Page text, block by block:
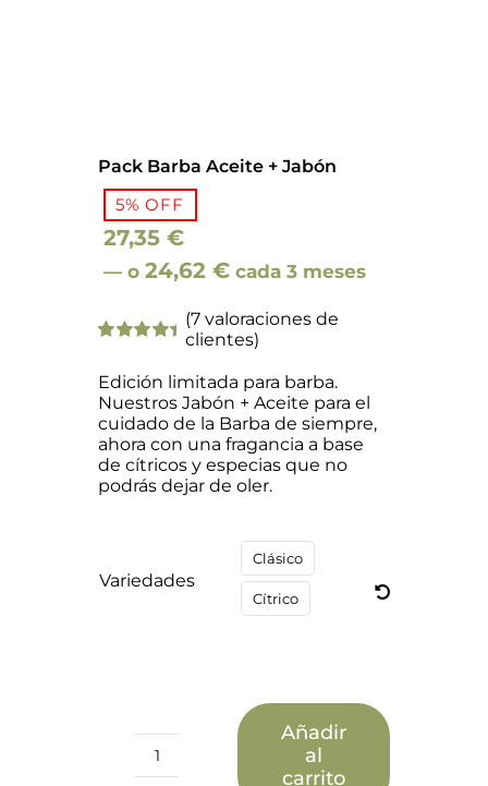
Pack Barba Aceite + Jabón
El
original
28,80 €.
27,35 €
El
actual
27,35 €.
— o El
original
28,80 €.
24,62 €El
actual
es:
24,62 €.
cada 3 meses
5% OFF
con5.00
de
5 en base a
valoraciones
de clientes
(7 valoraciones de
clientes)
Edición limitada para barba.
Nuestros Jabón + Aceite para el
cuidado de la Barba de siempre,
ahora con una fragancia a base
de cítricos y especias que no
podrás dejar de oler.
Variedades
Clásico
Cítrico
Pack
Añadir
al
carrito